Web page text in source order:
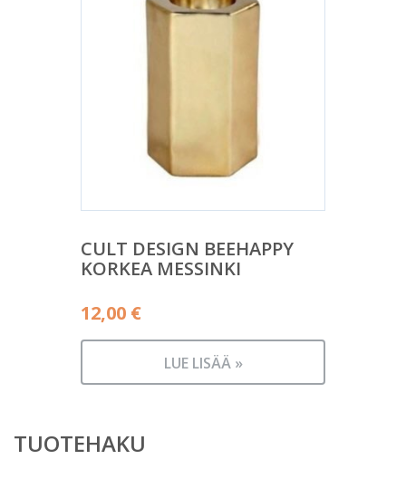
CULT DESIGN BEEHAPPY
KORKEA MESSINKI
12,00 €
LUE LISÄÄ »
TUOTEHAKU